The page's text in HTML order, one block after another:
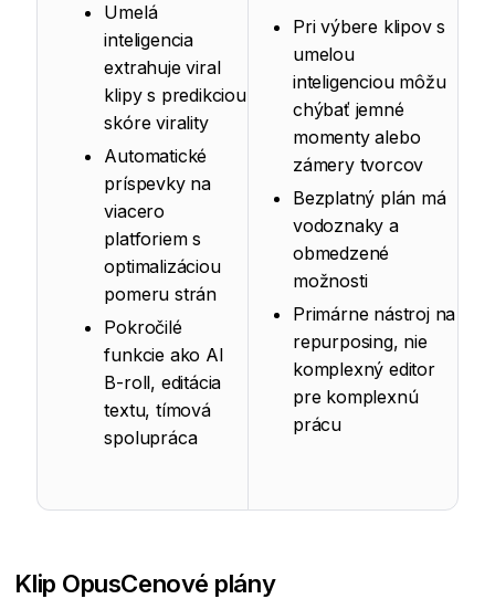
Umelá
inteligencia
extrahuje viral
klipy s predikciou
skóre virality
Automatické
príspevky na
viacero
platforiem s
optimalizáciou
pomeru strán
Pokročilé
funkcie ako AI
B-roll, editácia
textu, tímová
spolupráca
Pri výbere klipov s
umelou
inteligenciou môžu
chýbať jemné
momenty alebo
zámery tvorcov
Bezplatný plán má
vodoznaky a
obmedzené
možnosti
Primárne nástroj na
repurposing, nie
komplexný editor
pre komplexnú
prácu
Klip OpusCenové plány